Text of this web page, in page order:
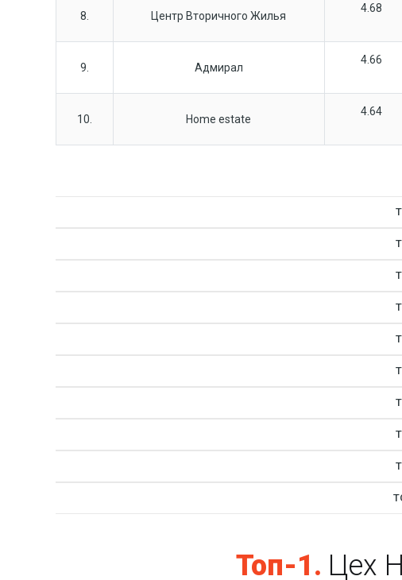
8. Центр Вторичного Жилья
4.68
9. Адмирал
4.66
10. Home estate
4.64
Топ-1. Цех